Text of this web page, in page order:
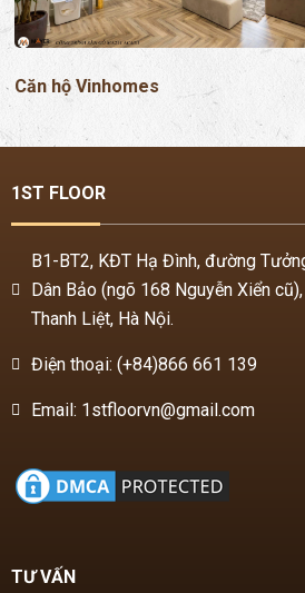
1ST FLOOR
Dân Bảo (ngõ 168 Nguyễn Xiển cũ),
Điện thoại: (+84)866 661 139
Email: 1stfloorvn@gmail.com
TƯ VẤN
Chính sách bảo hành